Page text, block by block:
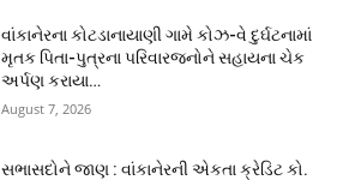
વાંકાનેરના કોટડાનાયાણી ગામે કોઝ-વે દુર્ઘટનામાં
મૃતક પિતા-પુત્રના પરિવારજનોને સહાયના ચેક
અર્પણ કરાયા…
August 7, 2026
સભાસદોને જાણ : વાંકાનેરની એકતા ક્રેડિટ કો.